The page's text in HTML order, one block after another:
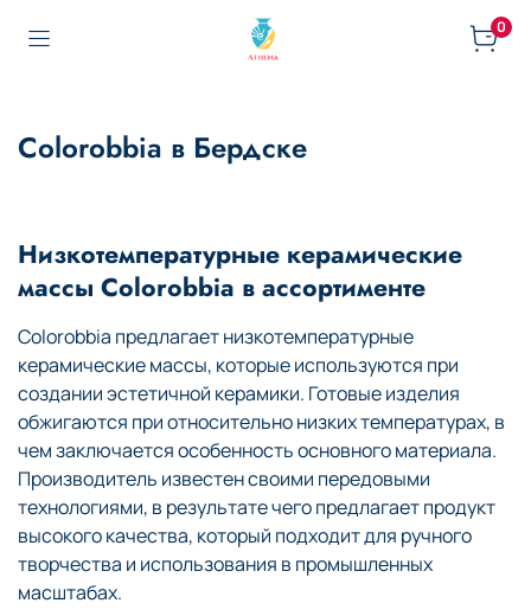
0
Colorobbia в Бердске
Низкотемпературные керамические
массы Colorobbia в ассортименте
Colorobbia предлагает низкотемпературные
керамические массы, которые используются при
создании эстетичной керамики. Готовые изделия
обжигаются при относительно низких температурах, в
чем заключается особенность основного материала.
Производитель известен своими передовыми
технологиями, в результате чего предлагает продукт
высокого качества, который подходит для ручного
творчества и использования в промышленных
масштабах.